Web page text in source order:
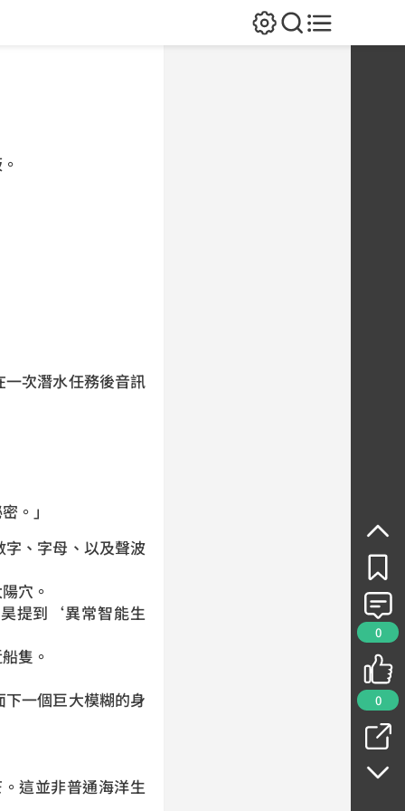
0
0
次潛水任務後音訊
。」
、字母、以及聲波
穴。
提到‘異常智能生
隻。
一個巨大模糊的身
這並非普通海洋生